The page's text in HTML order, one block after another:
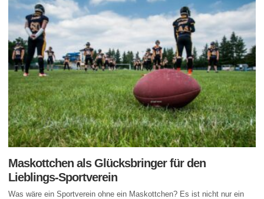
Maskottchen als Glücksbringer für den
Lieblings-Sportverein
Was wäre ein Sportverein ohne ein Maskottchen? Es ist nicht nur ein